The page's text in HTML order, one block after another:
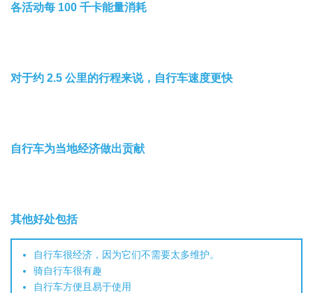
各活动每 100 千卡能量消耗
对于约 2.5 公里的行程来说，自行车速度更快
自行车为当地经济做出贡献
其他好处包括
自行车很经济，因为它们不需要太多维护。
骑自行车很有趣
自行车方便且易于使用